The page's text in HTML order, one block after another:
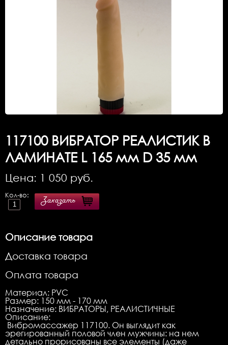
117100ВИБРАТОР РЕАЛИСТИК В
ЛАМИНАТЕ L 165 мм D 35 мм
Цена: 1 050 руб.
Кол-во:
Заказать
Описание товара
Доставка товара
Оплата товара
Материал: PVC
Размер: 150 мм - 170 мм
Назначение: ВИБРАТОРЫ, РЕАЛИСТИЧНЫЕ
Описание:
Вибромассажер 117100. Он выглядит как
эрегированный половой член мужчины: на нем
детально прорисованы все элементы (даже